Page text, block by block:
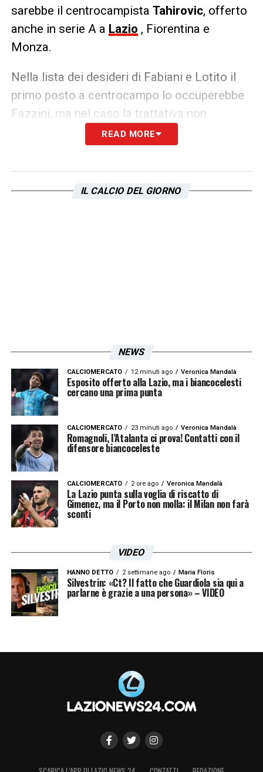
sarebbe il centrocampista Tahirovic, offerto
anche in serie A a Lazio , Fiorentina e
Monza.
Nella lista dei desideri di Fabiani e Lotito il
primo posto a centrocampo lo occuperebbe
Fazzini, ma nel caso la trattativa non
dovesse chiudersi, il club sonda altre
alternative, come ad esempio l’ex giocatore
dellaRoma. Vedremo se ci saranno degli
sviluppi in tal senso.
READ MORE
IL CALCIO DEL GIORNO
NEWS
CALCIOMERCATO 12 minuti ago Veronica Mandalà
Esposito offerto alla Lazio, ma i biancocelesti
cercano una prima punta
CALCIOMERCATO 23 minuti ago Veronica Mandalà
Romagnoli, l’Atalanta ci prova! Contatti con il
difensore biancoceleste
CALCIOMERCATO 2 ore ago Veronica Mandalà
La Lazio punta sulla voglia di riscatto di
Gimenez, ma il Porto non molla: il Milan non farà
sconti
VIDEO
HANNO DETTO 2 settimane ago Maria Floris
Silvestrin: «Ct? Il fatto che Guardiola sia qui a
parlarne è grazie a una persona» – VIDEO